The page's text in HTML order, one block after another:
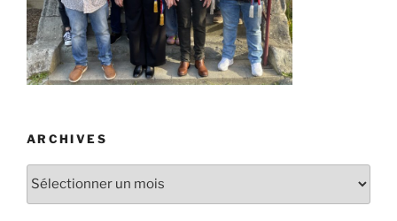
ARCHIVES